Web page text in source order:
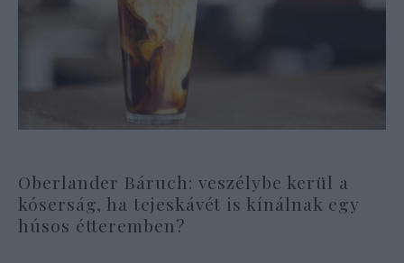
Oberlander Báruch: veszélybe kerül a
kóserság, ha tejeskávét is kínálnak egy
húsos étteremben?